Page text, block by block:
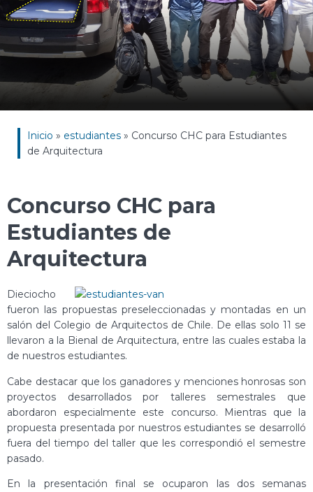
Inicio » estudiantes » Concurso CHC para Estudiantes
de Arquitectura
Concurso CHC para
Estudiantes de
Arquitectura
Dieciocho
fueron las propuestas preseleccionadas y montadas en un
salón del Colegio de Arquitectos de Chile. De ellas solo 11 se
llevaron a la Bienal de Arquitectura, entre las cuales estaba la
de nuestros estudiantes.
Cabe destacar que los ganadores y menciones honrosas son
proyectos desarrollados por talleres semestrales que
abordaron especialmente este concurso. Mientras que la
propuesta presentada por nuestros estudiantes se desarrolló
fuera del tiempo del taller que les correspondió el semestre
pasado.
En la presentación final se ocuparon las dos semanas